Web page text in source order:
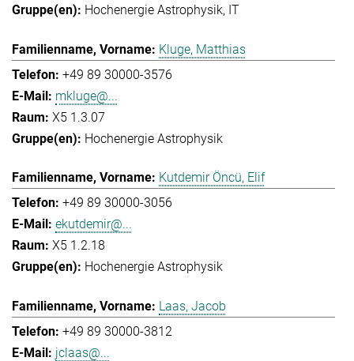
Hochenergie Astrophysik IT
Kluge, Matthias
+49 89 30000-3576
mkluge@...
X5 1.3.07
Hochenergie Astrophysik
Kutdemir Öncü, Elif
+49 89 30000-3056
ekutdemir@...
X5 1.2.18
Hochenergie Astrophysik
Laas, Jacob
+49 89 30000-3812
jclaas@...